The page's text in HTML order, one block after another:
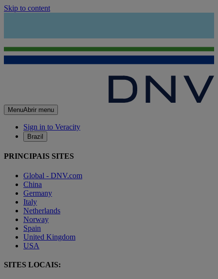
Skip to content
MenuAbrir menu
Sign in to Veracity
Brazil
PRINCIPAIS SITES
Global - DNV.com
China
Germany
Italy
Netherlands
Norway
Spain
United Kingdom
USA
SITES LOCAIS: